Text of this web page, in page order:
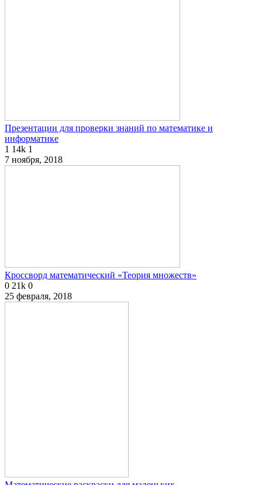
Презентации для проверки знаний по математике и
информатике
1 14k 1
7 ноября, 2018
Кроссворд математический «Теория множеств»
0 21k 0
25 февраля, 2018